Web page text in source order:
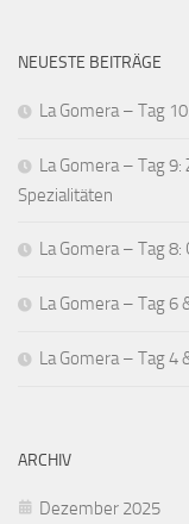
NEUESTE BEITRÄGE
La Gomera – Tag
La Gomera – Tag
Spezialitäten
La Gomera – Tag 8:
La Gomera – Tag 6
La Gomera – Tag
ARCHIV
Dezember 2025